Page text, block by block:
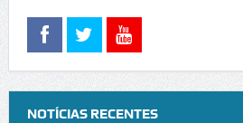
NOTÍCIAS RECENTES